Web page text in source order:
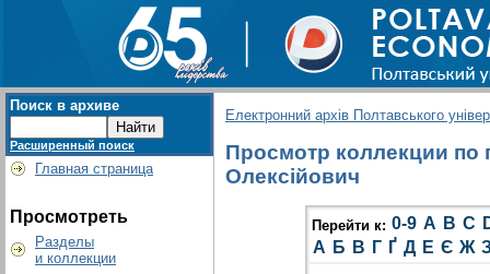
Поиск в архиве
Расширенный поиск
Главная страница
Просмотреть
Разделы
и коллекции
Електронний архів Полтавського
Просмотр коллекции по
Олексійович
Перейти к: 0-9 A B C
А Б В Г Ґ Д Е Є Ж